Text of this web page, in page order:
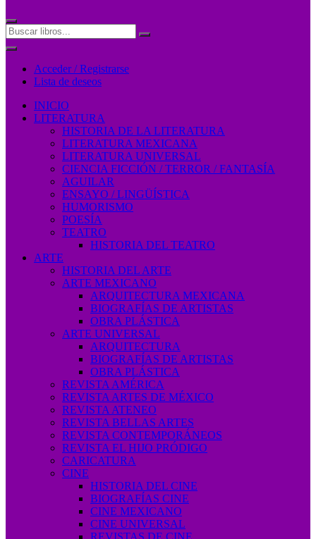
Acceder / Registrarse
Lista de deseos
INICIO
LITERATURA
HISTORIA DE LA LITERATURA
LITERATURA MEXICANA
LITERATURA UNIVERSAL
CIENCIA FICCIÓN / TERROR / FANTASÍA
AGUILAR
ENSAYO / LINGÜÍSTICA
HUMORISMO
POESÍA
TEATRO
HISTORIA DEL TEATRO
ARTE
HISTORIA DEL ARTE
ARTE MEXICANO
ARQUITECTURA MEXICANA
BIOGRAFÍAS DE ARTISTAS
OBRA PLÁSTICA
ARTE UNIVERSAL
ARQUITECTURA
BIOGRAFÍAS DE ARTISTAS
OBRA PLÁSTICA
REVISTA AMÉRICA
REVISTA ARTES DE MÉXICO
REVISTA ATENEO
REVISTA BELLAS ARTES
REVISTA CONTEMPORÁNEOS
REVISTA EL HIJO PRÓDIGO
CARICATURA
CINE
HISTORIA DEL CINE
BIOGRAFÍAS CINE
CINE MEXICANO
CINE UNIVERSAL
REVISTAS DE CINE